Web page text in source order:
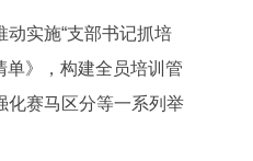
实施“支部书记抓培
单》，构建全员培训管
化赛马区分等一系列举